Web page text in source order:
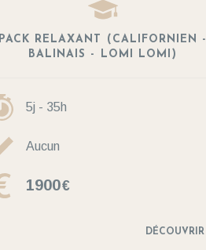
PACK RELAXANT (CALIFORNIEN -
BALINAIS - LOMI LOMI)
5j - 35h
Aucun
1900€
DÉCOUVRIR